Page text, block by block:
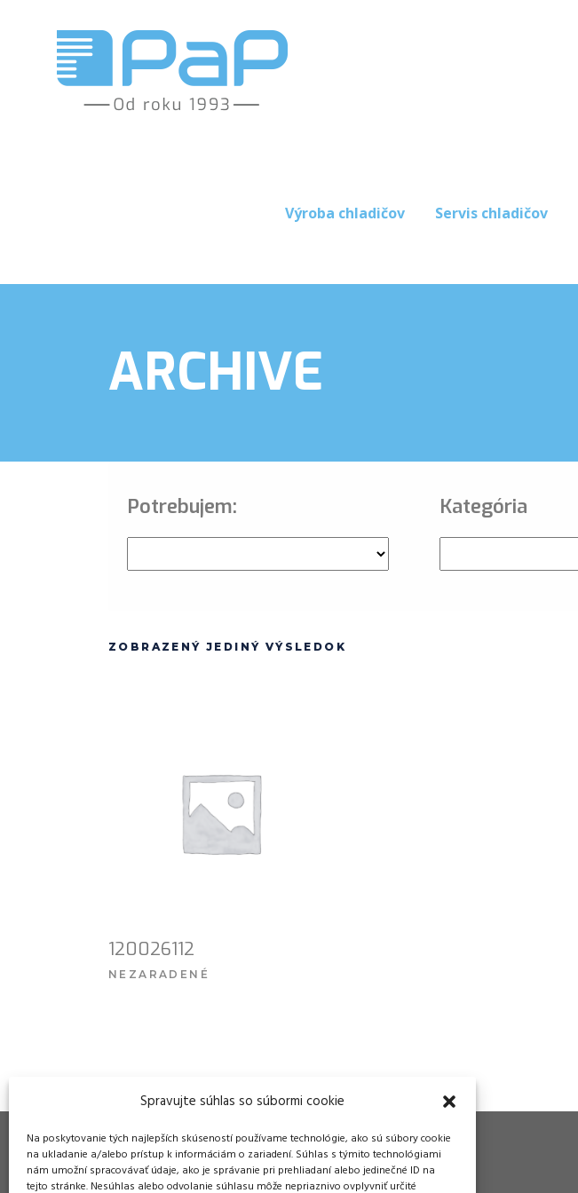
Spravujte súhlas so súbormi cookie
Na poskytovanie tých najlepších skúseností používame technológie, ako sú súbory cookie
na ukladanie a/alebo prístup k informáciám o zariadení. Súhlas s týmito technológiami
nám umožní spracovávať údaje, ako je správanie pri prehliadaní alebo jedinečné ID na
tejto stránke. Nesúhlas alebo odvolanie súhlasu môže nepriaznivo ovplyvniť určité
Výroba chladičov Servis chladičov
ARCHIVE
Potrebujem: Kategória
ZOBRAZENÝ JEDINÝ VÝSLEDOK
120026112
NEZARADENÉ